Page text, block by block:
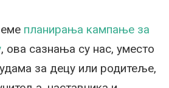
планирања кампање за
, ова сазнања су нас, уместо
за децу или родитеље,